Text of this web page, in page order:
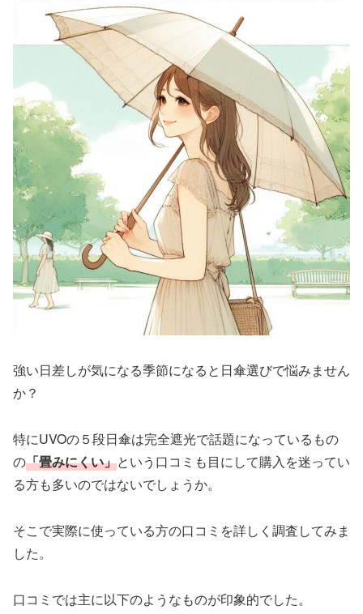
強い日差しが気になる季節になると日傘選びで悩みません
か？
特にUVOの５段日傘は完全遮光で話題になっているもの
の「畳みにくい」という口コミも目にして購入を迷ってい
る方も多いのではないでしょうか。
そこで実際に使っている方の口コミを詳しく調査してみま
した。
口コミでは主に以下のようなものが印象的でした。